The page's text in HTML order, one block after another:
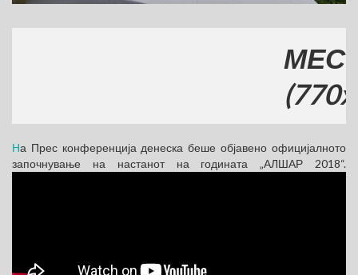
МЕСТО
(770x120)
На Прес конференција денеска беше објавено официјалното
започнување на настанот на годината „АЛШАР 2018“.